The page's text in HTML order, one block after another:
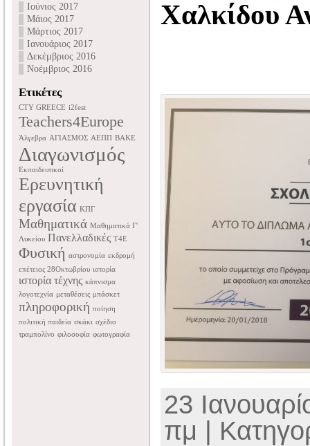
Ιούνιος 2017
Μάιος 2017
Μάρτιος 2017
Ιανουάριος 2017
Δεκέμβριος 2016
Νοέμβριος 2016
Ετικέτες
CTY GREECE i2fest
Teachers4Europe
Άλγεβρα ΑΓΙΑΣΜΟΣ ΑΕΠΠ ΒΑΚΕ
Διαγωνισμός
Εκπαιδευτικοί
Ερευνητική
εργασία ΚΠΓ
Μαθηματικά Μαθηματικά Γ'
Λυκείου Πανελλαδικές Τ4Ε
Φυσική αστρονομία εκδρομή
επέτειος 28Οκτωβρίου ιστορία
ιστορία τέχνης κάπνισμα
λογοτεχνία μεταθέσεις μπάσκετ
πληροφορική ποίηση
πολιτική παιδεία σκάκι σχέδιο
τραμπολίνο φιλοσοφία φωτογραφία
Χαλκίδου
23
πμ |